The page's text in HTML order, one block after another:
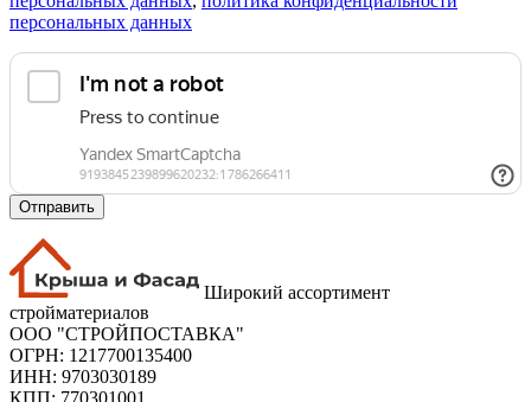
персональных данных
Отправить
Широкий ассортимент
стройматериалов
ООО "СТРОЙПОСТАВКА"
ОГРН: 1217700135400
ИНН: 9703030189